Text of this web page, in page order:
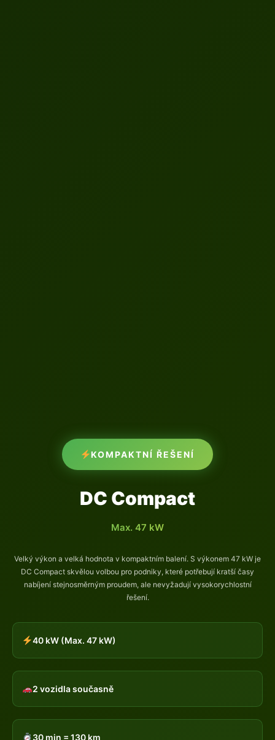
KOMPAKTNÍ ŘEŠENÍ
DC Compact
Max. 47 kW
Velký výkon a velká hodnota v kompaktním balení. S výkonem 47 kW je
DC Compact skvělou volbou pro podniky, které potřebují kratší časy
nabíjení stejnosměrným proudem, ale nevyžadují vysokorychlostní
řešení.
40 kW (Max. 47 kW)
2 vozidla současně
30 min = 130 km